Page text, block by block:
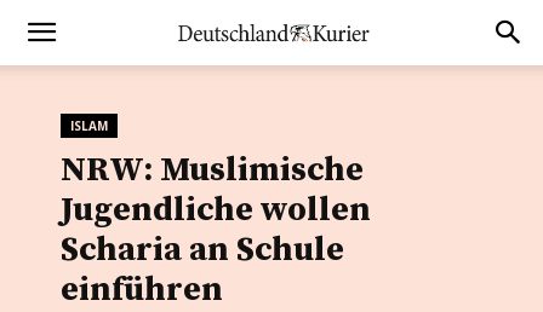
ISLAM
NRW: Muslimische
Jugendliche wollen
Scharia an Schule
einführen